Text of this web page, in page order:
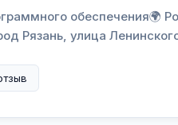
обеспечения🌍
Рязань, улица